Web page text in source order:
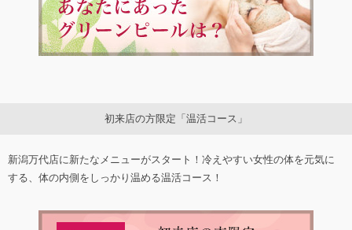
初来店の方限定「温活コース」
新潟万代店に新たなメニューがスタート！冷えやすい女性の体を元気に
する、体の内側をしっかり温める温活コース！